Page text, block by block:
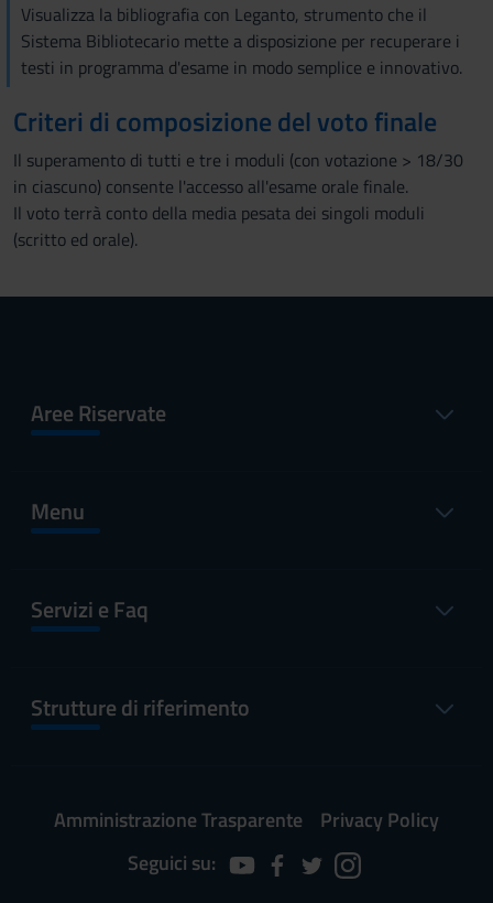
Visualizza la bibliografia con Leganto, strumento che il
Sistema Bibliotecario mette a disposizione per recuperare i
testi in programma d'esame in modo semplice e innovativo.
Criteri di composizione del voto finale
Il superamento di tutti e tre i moduli (con votazione > 18/30
in ciascuno) consente l'accesso all'esame orale finale.
Il voto terrà conto della media pesata dei singoli moduli
(scritto ed orale).
Aree Riservate
Menu
Servizi e Faq
Strutture di riferimento
Amministrazione Trasparente
Privacy Policy
Seguici su: